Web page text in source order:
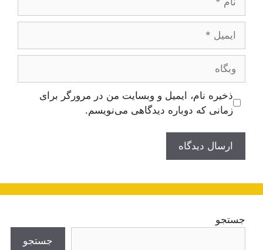
وبگاه
ذخیره نام، ایمیل و وبسایت من در مرورگر برای
زمانی که دوباره دیدگاهی می‌نویسم.
جستجو
جستجو